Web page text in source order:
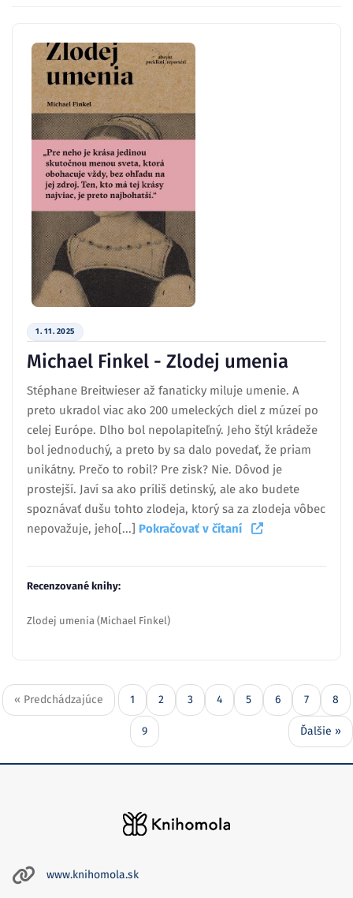
1. 11. 2025
Michael Finkel - Zlodej umenia
Stéphane Breitwieser až fanaticky miluje umenie. A
preto ukradol viac ako 200 umeleckých diel z múzeí po
celej Európe. Dlho bol nepolapiteľný. Jeho štýl krádeže
bol jednoduchý, a preto by sa dalo povedať, že priam
unikátny. Prečo to robil? Pre zisk? Nie. Dôvod je
prostejší. Javí sa ako príliš detinský, ale ako budete
spoznávať dušu tohto zlodeja, ktorý sa za zlodeja vôbec
nepovažuje, jeho[...] Pokračovať v čítaní
Recenzované knihy:
Zlodej umenia (Michael Finkel)
« Predchádzajúce 1 2 3 4 5 6 7 8
9 Ďalšie »
www.knihomola.sk